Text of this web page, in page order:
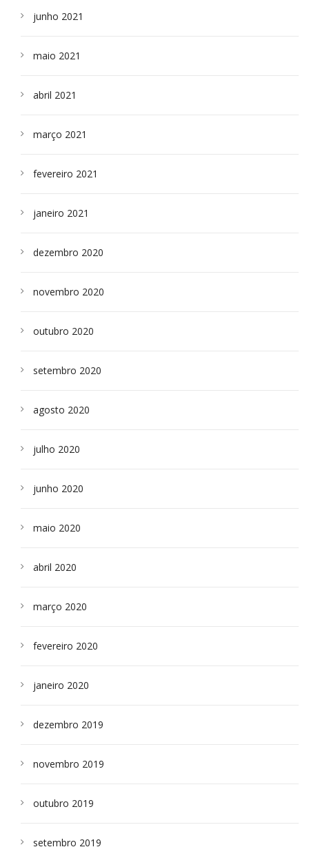
junho 2021
maio 2021
abril 2021
março 2021
fevereiro 2021
janeiro 2021
dezembro 2020
novembro 2020
outubro 2020
setembro 2020
agosto 2020
julho 2020
junho 2020
maio 2020
abril 2020
março 2020
fevereiro 2020
janeiro 2020
dezembro 2019
novembro 2019
outubro 2019
setembro 2019